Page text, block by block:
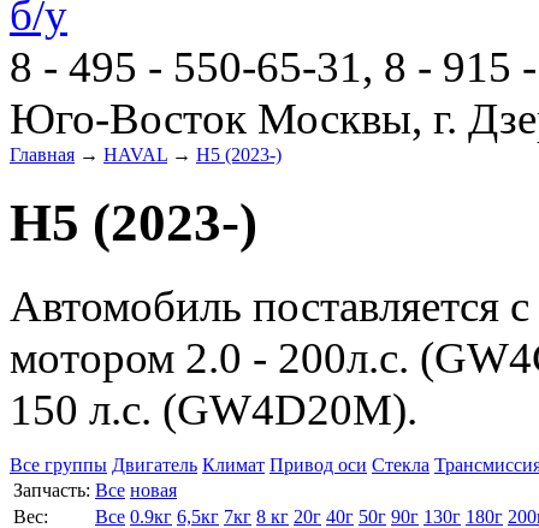
8 - 495 - 550-65-31, 8 - 915
Юго-Восток Москвы, г.
Главная → HAVAL → H5 (2023-)
H5 (2023-)
Автомобиль поставляется
мотором 2.0 - 200л.с.
150 л.с. (GW4D20M).
Все группы Двигатель Климат Привод оси Стекла
Запчасть: Все новая
Вес:
Все 0.9кг 6,5кг 7кг 8 кг 20г 40г 50г 90г 130г 180г